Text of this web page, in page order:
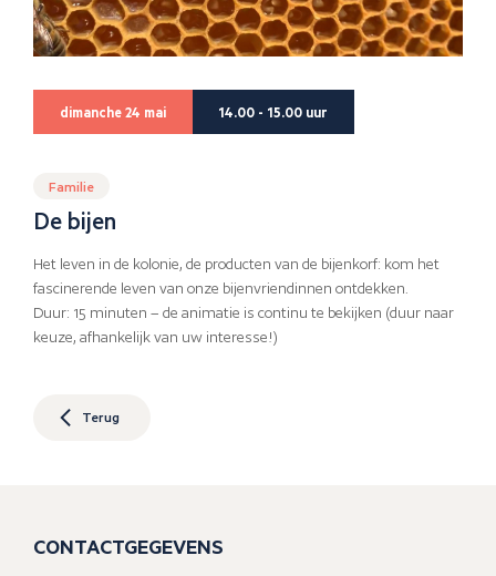
dimanche 24 mai 14.00 - 15.00 uur
Familie
De bijen
Het leven in de kolonie, de producten van de bijenkorf: kom het
fascinerende leven van onze bijenvriendinnen ontdekken.
Duur: 15 minuten – de animatie is continu te bekijken (duur naar
keuze, afhankelijk van uw interesse!)
Terug
CONTACTGEGEVENS